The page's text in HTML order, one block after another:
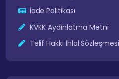
İade Politikası
KVKK Aydınlatma Metni
Telif Hakkı İhlal Sözleşmesi